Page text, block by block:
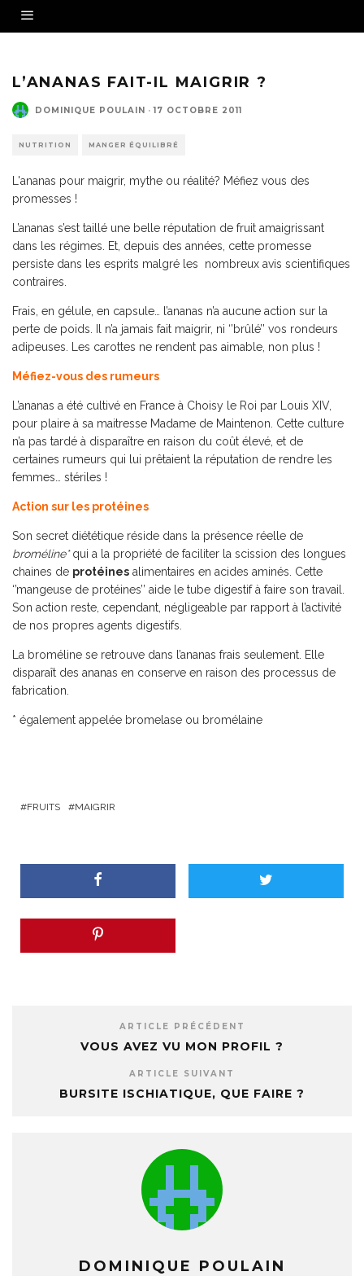
L’ANANAS FAIT-IL MAIGRIR ?
DOMINIQUE POULAIN · 17 OCTOBRE 2011
NUTRITION MANGER ÉQUILIBRÉ
L'ananas pour maigrir, mythe ou réalité? Méfiez vous des
promesses !
L’ananas s’est taillé une belle réputation de fruit amaigrissant
dans les régimes. Et, depuis des années, cette promesse
persiste dans les esprits malgré les nombreux avis scientifiques
contraires.
Frais, en gélule, en capsule… l’ananas n’a aucune action sur la
perte de poids. Il n’a jamais fait maigrir, ni ‘’brûlé’’ vos rondeurs
adipeuses. Les carottes ne rendent pas aimable, non plus !
Méfiez-vous des rumeurs
L’ananas a été cultivé en France à Choisy le Roi par Louis XIV,
pour plaire à sa maitresse Madame de Maintenon. Cette culture
n’a pas tardé à disparaître en raison du coût élevé, et de
certaines rumeurs qui lui prêtaient la réputation de rendre les
femmes… stériles !
Action sur les protéines
Son secret diététique réside dans la présence réelle de
broméline*qui a la propriété de faciliter la scission des longues
chaines de protéines alimentaires en acides aminés. Cette
‘’mangeuse de protéines’’ aide le tube digestif à faire son travail.
Son action reste, cependant, négligeable par rapport à l’activité
de nos propres agents digestifs.
La broméline se retrouve dans l’ananas frais seulement. Elle
disparaît des ananas en conserve en raison des processus de
fabrication.
* également appelée bromelase ou bromélaine
FRUITS MAIGRIR
ARTICLE PRÉCÉDENT
VOUS AVEZ VU MON PROFIL ?
ARTICLE SUIVANT
BURSITE ISCHIATIQUE, QUE FAIRE ?
DOMINIQUE POULAIN